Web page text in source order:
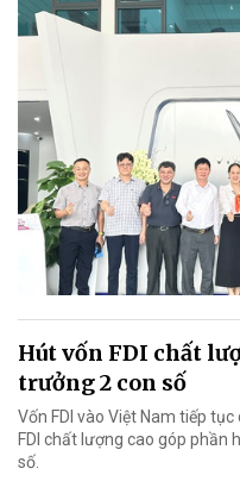
Hút vốn FDI chất
trưởng 2 con số
Vốn FDI vào Việt Nam tiếp
FDI chất lượng cao góp
số.